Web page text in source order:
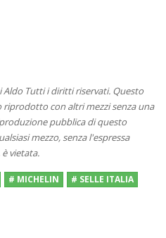
Tutti i diritti riservati. Questo
con altri mezzi senza una
pubblica di questo
mezzo, senza l'espressa
vietata.
# MICHELIN # SELLE ITALIA